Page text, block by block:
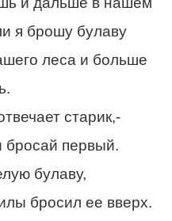
я брошу булаву
леса и больше
старик,-
бросай первый.
булаву,
бросил ее вверх.